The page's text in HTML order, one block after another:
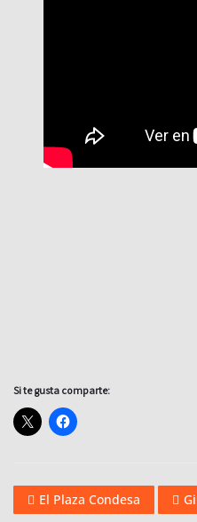
Si te gusta comparte:
El Plaza Condesa